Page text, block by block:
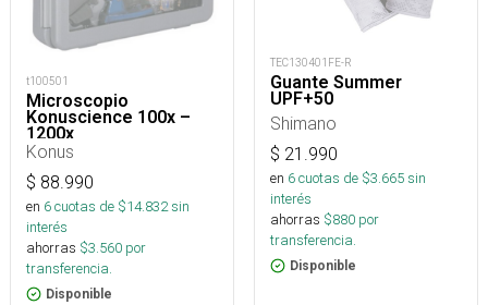
t100501
Microscopio
Konuscience 100x –
1200x
Konus
$ 88.990
en 6cuotas de $14.832sin
interés
ahorras $3.560 por
transferencia.
Disponible
TEC130401FE-R
Guante Summer
UPF+50
Shimano
$ 21.990
en 6cuotas de $3.665sin
interés
ahorras $880 por
transferencia.
Disponible